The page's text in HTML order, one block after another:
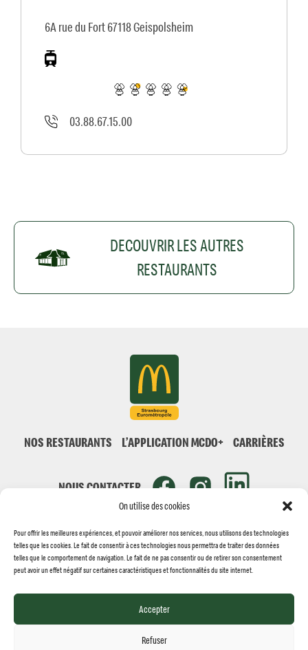
On utilise des cookies
Pour offrir les meilleures expériences, et pouvoir améliorer nos services, nous utilisons des technologies
telles que les cookies. Le fait de consentir à ces technologies nous permettra de traiter des données
telles que le comportement de navigation. Le fait de ne pas consentir ou de retirer son consentement
peut avoir un effet négatif sur certaines caractéristiques et fonctionnalités du site internet.
Accepter
Refuser
6A rue du Fort 67118 Geispolsheim
03.88.67.15.00
DECOUVRIR LES AUTRES
RESTAURANTS
NOS RESTAURANTS L’APPLICATION MCDO+ CARRIÈRES
NOUS CONTACTER
© MCDONALD'S STRASBOURG 2026
RéalisationJolifish Europe
POLITIQUE DES COOKIES